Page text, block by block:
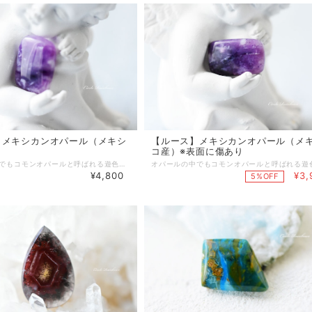
キシカンオパール（メキシ
¥4,800
【ルース】メキシカンオパール（メ
コ産）※表面に傷あり
5%OFF